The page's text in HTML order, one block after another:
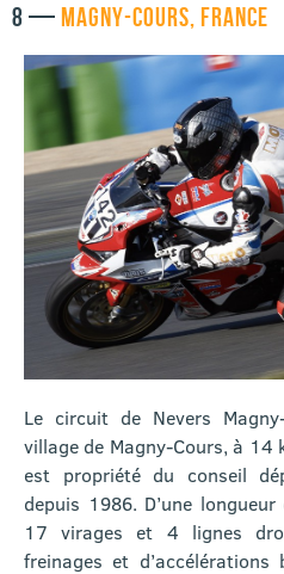
8 — MAGNY-COURS, FRANCE
Le circuit de Nevers
village de Magny-Cours, à 14
est propriété du conseil
depuis 1986. D’une
17 virages et 4 lignes
freinages et